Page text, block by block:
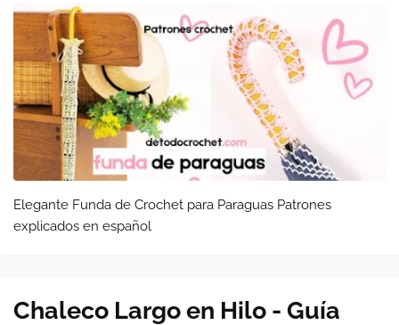
Elegante Funda de Crochet para Paraguas Patrones
explicados en español
Chaleco Largo en Hilo - Guía